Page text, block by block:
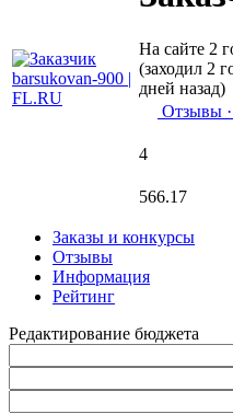
На сайте 2
(заходил 2
дней назад)
Отзывы
4
566.17
Заказы и конкурсы
Отзывы
Информация
Рейтинг
Редактирование бюджета